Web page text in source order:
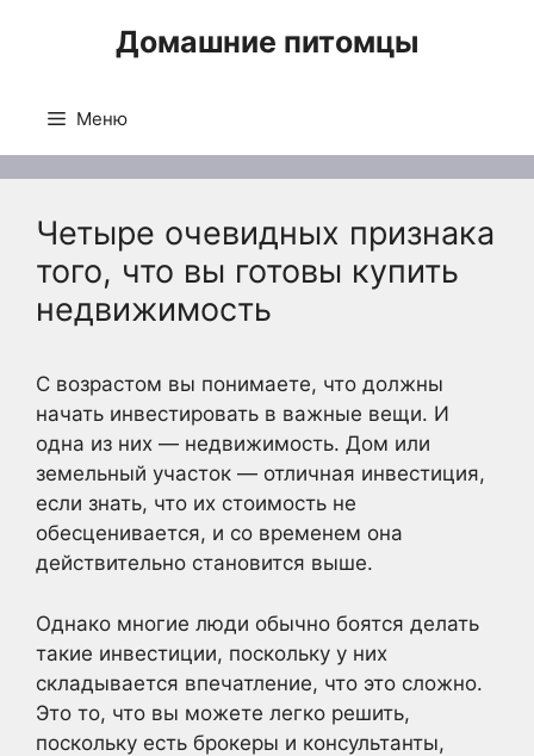
Домашние питомцы
Меню
Четыре очевидных признака
того, что вы готовы купить
недвижимость
С возрастом вы понимаете, что должны
начать инвестировать в важные вещи. И
одна из них — недвижимость. Дом или
земельный участок — отличная инвестиция,
если знать, что их стоимость не
обесценивается, и со временем она
действительно становится выше.
Однако многие люди обычно боятся делать
такие инвестиции, поскольку у них
складывается впечатление, что это сложно.
Это то, что вы можете легко решить,
поскольку есть брокеры и консультанты,